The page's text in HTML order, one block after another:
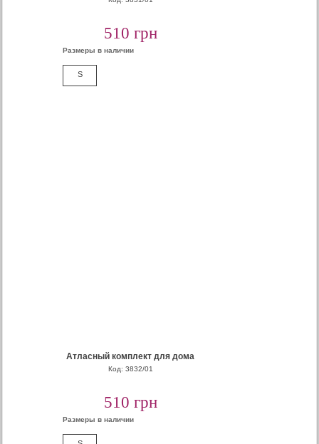
510 грн
Размеры в наличии
S
Атласный комплект для дома
Код: 3832/01
510 грн
Размеры в наличии